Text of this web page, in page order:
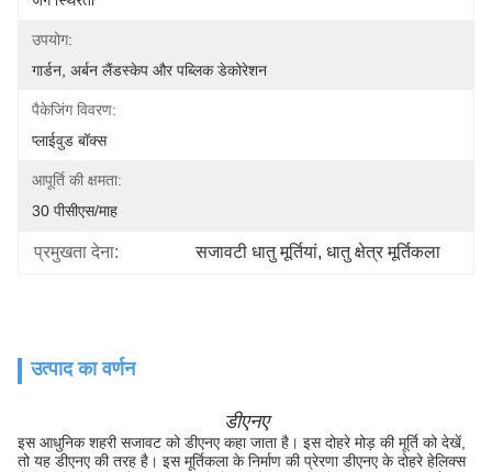
उपयोग:
गार्डन, अर्बन लैंडस्केप और पब्लिक डेकोरेशन
पैकेजिंग विवरण:
प्लाईवुड बॉक्स
आपूर्ति की क्षमता:
30 पीसीएस/माह
प्रमुखता देना: सजावटी धातु मूर्तियां, धातु क्षेत्र मूर्तिकला
उत्पाद का वर्णन
डीएनए
इस आधुनिक शहरी सजावट को डीएनए कहा जाता है। इस दोहरे मोड़ की मूर्ति को देखें,
तो यह डीएनए की तरह है। इस मूर्तिकला के निर्माण की प्रेरणा डीएनए के दोहरे हेलिक्स